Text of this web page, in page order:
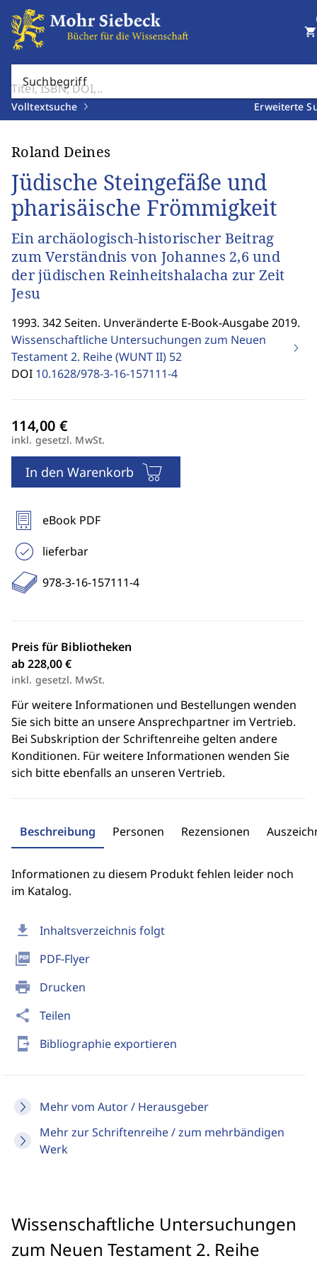
Suchbegriff
Volltextsuche Erweiterte
shopping_cart
download Inhaltsverzeichnis folgt
picture_as_pdf PDF-Flyer
print Drucken
share Teilen
send_to_mobile Bibliographie exportieren
Mehr vom Autor / Herausgeber
Mehr zur Schriftenreihe / zum mehrbändigen
Werk
Roland Deines
Jüdische Steingefäße und
pharisäische Frömmigkeit
Ein archäologisch-historischer Beitrag
zum Verständnis von Johannes 2,6 und
der jüdischen Reinheitshalacha zur Zeit
Jesu
1993. 342 Seiten. Unveränderte E-Book-Ausgabe 2019.
Wissenschaftliche Untersuchungen zum Neuen
Testament 2. Reihe (WUNT II) 52
DOI 10.1628/978-3-16-157111-4
inkl. gesetzl. MwSt.
In den Warenkorb
eBook PDF
lieferbar
978-3-16-157111-4
Preis für Bibliotheken
ab 228,00 €
inkl. gesetzl. MwSt.
Für weitere Informationen und Bestellungen wenden
Sie sich bitte an unsere Ansprechpartner im Vertrieb.
Bei Subskription der Schriftenreihe gelten andere
Konditionen. Für weitere Informationen wenden Sie
sich bitte ebenfalls an unseren Vertrieb.
Beschreibung Personen Rezensionen
Informationen zu diesem Produkt fehlen leider noch
im Katalog.
Wissenschaftliche Untersuchungen
zum Neuen Testament 2. Reihe